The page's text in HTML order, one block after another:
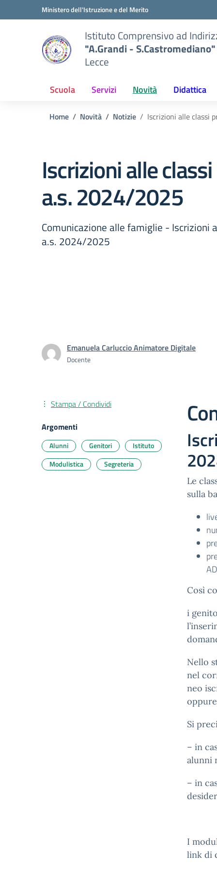
Vai ai contenuti
Vai al menu di navigazioneMinistero dell'Istruzione e del Merito
Istituto Comprensivo ad
"A.Grandi - S.Castromediano"
Lecce
Scuola Servizi Novità Didattica
Home Novità Notizie Iscrizioni alle classi
Iscrizioni alle
a.s. 2024/2025
Comunicazione alle famiglie - Iscrizioni
a.s. 2024/2025
Emanuela Carluccio Animatore Digitale
Docente
Le
sulla
Così
i
Nello
nel
neo
Si
– in
alunni
– in
I
link di
Stampa / Condividi
Argomenti
Alunni Genitori
Istituto
Modulistica
Segreteria